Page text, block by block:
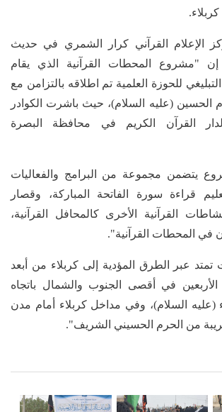
الإعلام القرآني كرار الشمري في حديث
إن "مشروع المحطات القرآنية الذي يقام
للحوزة العلمية تم اطلاقه بالتزامن مع
الحسين (عليه السلام)، حيث باشرت الكوادر
لدار القرآن الكريم في محافظة البصرة
يتضمن مجموعة من البرامج والفعاليات
قراءة سورة الفاتحة المباركة، وقصار
القرآنية الأخرى كالمحافل القرآنية،
في المحطات القرآنية".
تمتد عبر الطرق المؤدية إلى كربلاء من أبعد
في أقصى الجنوب والشمال باتجاه
(عليه السلام)، وفي مداخل كربلاء أمام مدن
قريبة من الحرم الحسيني الشريف".